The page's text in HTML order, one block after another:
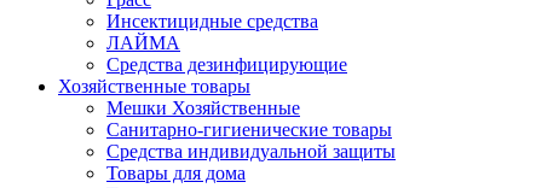
Инсектицидные средства
ЛАЙМА
Средства дезинфицирующие
Хозяйственные товары
Мешки Хозяйственные
Санитарно-гигиенические товары
Средства индивидуальной защиты
Товары для дома